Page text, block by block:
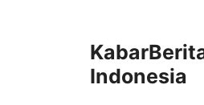
Indonesia